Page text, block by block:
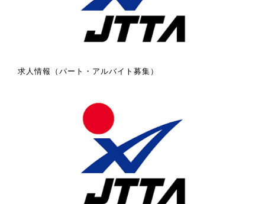
求人情報（パート・アルバイト募集）